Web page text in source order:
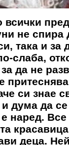
не спира
така и за
слаба,
да не
си знае
дума да
наред.
деца.